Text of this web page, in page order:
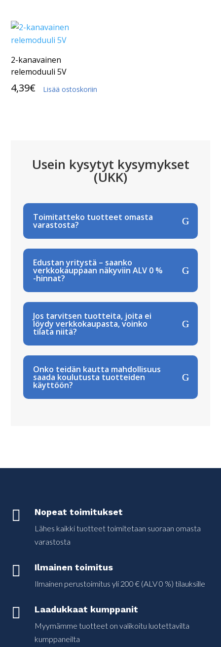
2-kanavainen
relemoduuli 5V
4,39€ Lisää ostoskoriin
Usein kysytyt kysymykset
(UKK)
Toimitatteko tuotteet omasta
varastosta?
Edustan yritystä – saanko
verkkokauppaan näkyviin ALV 0 %
-hinnat?
Jos tarvitsen tuotteita, joita ei
löydy verkkokaupasta, voinko
tilata niitä?
Onko teidän kautta mahdollisuus
saada koulutusta tuotteiden
käyttöön?
 Nopeat toimitukset
Lähes kaikki tuotteet toimitetaan suoraan omasta
varastosta
 Ilmainen toimitus
Ilmainen perustoimitus yli 200 € (ALV 0 %) tilauksille
 Laadukkaat kumppanit
Myymämme tuotteet on valikoitu luotettavilta
kumppaneilta